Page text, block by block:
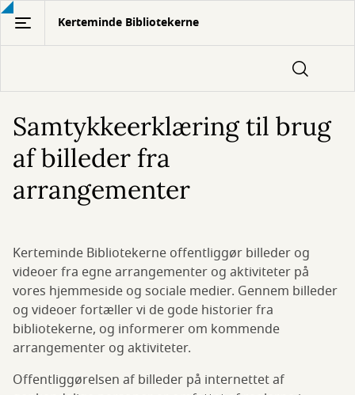
Gå
hovedindhold
Kerteminde Bibliotekerne
Samtykkeerklæring til brug
af billeder fra
arrangementer
Kerteminde Bibliotekerne offentliggør billeder og
videoer fra egne arrangementer og aktiviteter på
vores hjemmeside og sociale medier. Gennem billeder
og videoer fortæller vi de gode historier fra
bibliotekerne, og informerer om kommende
arrangementer og aktiviteter.
Offentliggørelsen af billeder på internettet af